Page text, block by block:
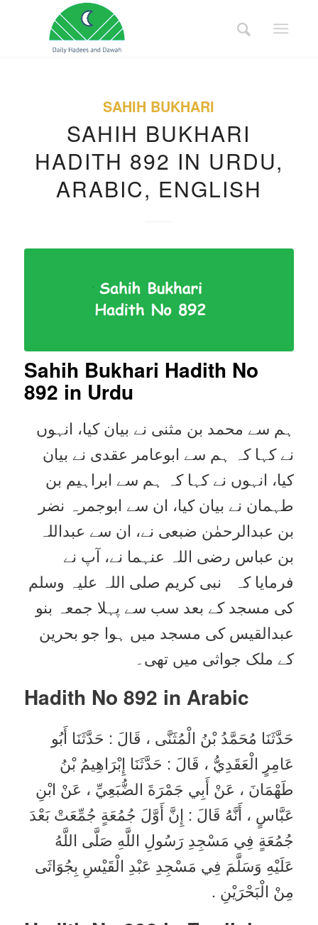
SAHIH BUKHARI
SAHIH BUKHARI
HADITH 892 IN URDU,
ARABIC, ENGLISH
Sahih Bukhari Hadith No
892 in Urdu
ہم سے محمد بن مثنی نے بیان کیا، انہوں
نے کہا کہ ہم سے ابوعامر عقدی نے بیان
کیا، انہوں نے کہا کہ ہم سے ابراہیم بن
طہمان نے بیان کیا، ان سے ابوجمرہ نضر
بن عبدالرحمٰن ضبعی نے، ان سے عبداللہ
بن عباس رضی اللہ عنہما نے، آپ نے
فرمایا کہ نبی کریم صلی اللہ علیہ وسلم
کی مسجد کے بعد سب سے پہلا جمعہ بنو
عبدالقیس کی مسجد میں ہوا جو بحرین
کے ملک جواثی میں تھی۔
Hadith No 892 in Arabic
حَدَّثَنَا مُحَمَّدُ بْنُ الْمُثَنَّى ، قَالَ : حَدَّثَنَا أَبُو
عَامِرٍ الْعَقَدِيُّ ، قَالَ : حَدَّثَنَا إِبْرَاهِيمُ بْنُ
طَهْمَانَ ، عَنْ أَبِي جَمْرَةَ الضُّبَعِيِّ ، عَنْ ابْنِ
عَبَّاسٍ ، أَنَّهُ قَالَ : إِنَّ أَوَّلَ جُمُعَةٍ جُمِّعَتْ بَعْدَ
جُمُعَةٍ فِي مَسْجِدِ رَسُولِ اللَّهِ صَلَّى اللَّهُ
عَلَيْهِ وَسَلَّمَ فِي مَسْجِدِ عَبْدِ الْقَيْسِ بِجُوَاثَى
مِنْ الْبَحْرَيْنِ .